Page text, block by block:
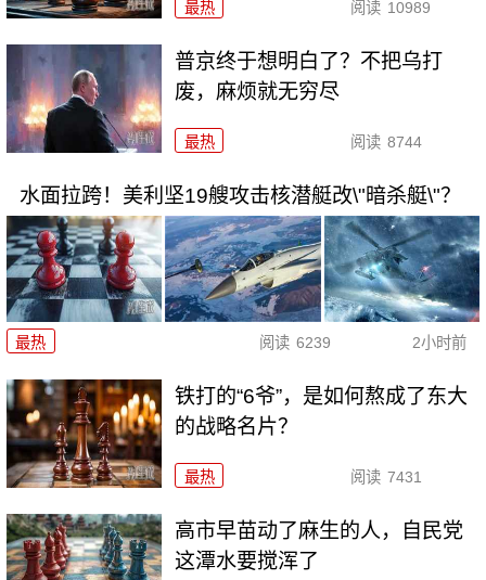
最热 阅读 10989
普京终于想明白了？不把乌打
废，麻烦就无穷尽
最热 阅读 8744
水面拉跨！美利坚19艘攻击核潜艇改\"暗杀艇\"？
最热 阅读 6239 2小时前
铁打的“6爷”，是如何熬成了东大
的战略名片？
最热 阅读 7431
高市早苗动了麻生的人，自民党
这潭水要搅浑了